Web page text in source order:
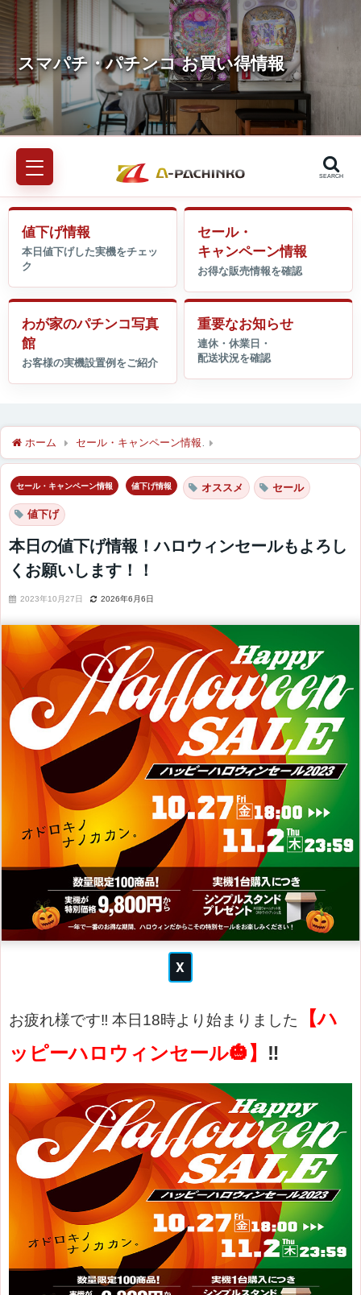
SEARCH
値下げ情報
セール・
キャンペーン情報
わが家のパチンコ写真
館
重要なお知らせ
ホーム セール・キャンペーン情報
セール・キャンペーン情報 値下げ情報 オススメ セール
値下げ
本日の値下げ情報！ハロウィンセールもよろし
くお願いします！！
2023年10月27日 2026年6月6日
お疲れ様です‼ 本日18時より始まりました
【ハ
ッピーハロウィンセール🎃】 ‼